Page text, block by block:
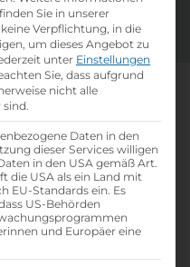
Sie in unserer
Verpflichtung, in die
um dieses Angebot zu
unter Einstellungen
Sie, dass aufgrund
nicht alle
Daten in den
dieser Services willigen
in den USA gemäß Art.
die USA als ein Land mit
EU-Standards ein. Es
US-Behörden
und Europäer eine